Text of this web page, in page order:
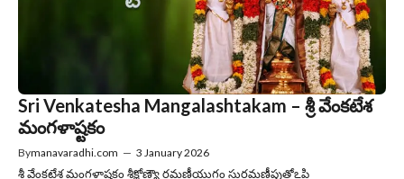
Sri Venkatesha Mangalashtakam – శ్రీ వేంకటేశ
మంగళాష్టకం
Bymanavaradhi.com — 3 January 2026
శ్రీ వేంకటేశ మంగళాష్టకం శ్రీక్షోణ్యౌ రమణీయుగం సురమణీపుత్రోఽపి